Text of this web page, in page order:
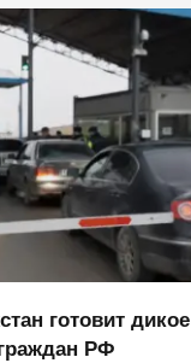
готовит дикое
РФ